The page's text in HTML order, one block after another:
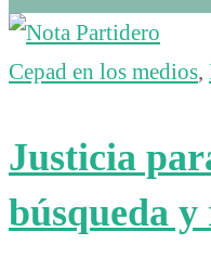
Cepad en los medios,
Justicia
búsqueda